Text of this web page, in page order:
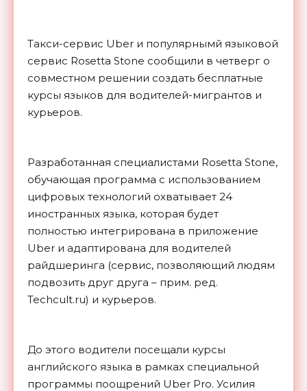
Такси-сервис Uber и популярнымй языковой
сервис Rosetta Stone сообщили в четверг о
совместном решении создать бесплатные
курсы языков для водителей-мигрантов и
курьеров.
Разработанная специалистами Rosetta Stone,
обучающая программа с использованием
цифровых технологий охватывает 24
иностранных языка, которая будет
полностью интегрирована в приложение
Uber и адаптирована для водителей
райдшеринга (сервис, позволяющий людям
подвозить друг друга – прим. ред.
Techcult.ru) и курьеров.
До этого водители посещали курсы
английского языка в рамках специальной
программы поощрений Uber Pro. Усилия